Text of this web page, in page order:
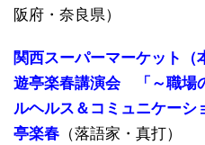
阪府・奈良県）
関西スーパーマーケット
遊亭楽春講演会 「～職場
ルヘルス＆コミュニケー
亭楽春 （落語家・真打）